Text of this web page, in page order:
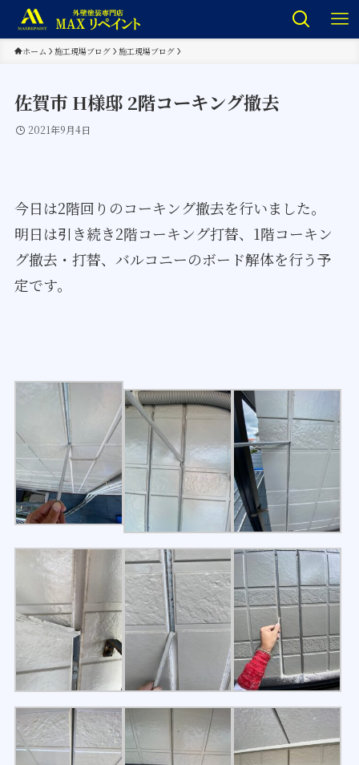
ホーム 施工現場ブログ 施工現場ブログ
佐賀市 H様邸 2階コーキング撤去
2021年9月4日
今日は2階回りのコーキング撤去を行いました。
明日は引き続き2階コーキング打替、1階コーキン
グ撤去・打替、バルコニーのボード解体を行う予
定です。